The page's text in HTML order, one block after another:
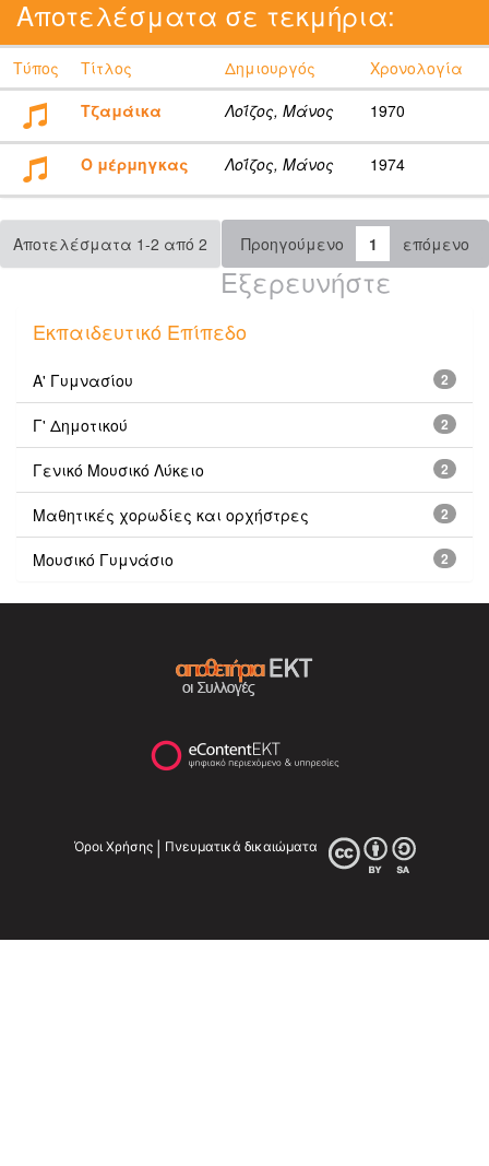
Αποτελέσματα σε τεκμήρια:
Τύπος Τίτλος Δημιουργός
Χρονολογία
Τζαμάικα
Λοΐζος, Μάνος 1970
Ο μέρμηγκας Λοΐζος, Μάνος 1974
Αποτελέσματα 1-2 από 2 Προηγούμενο 1 επόμενο
Εξερευνήστε
Εκπαιδευτικό Επίπεδο
2
Α' Γυμνασίου
2
Γ' Δημοτικού
2
Γενικό Μουσικό Λύκειο
2
Μαθητικές χορωδίες και ορχήστρες
2
Μουσικό Γυμνάσιο